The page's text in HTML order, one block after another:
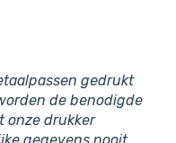
gedrukt
de benodigde
onze drukker